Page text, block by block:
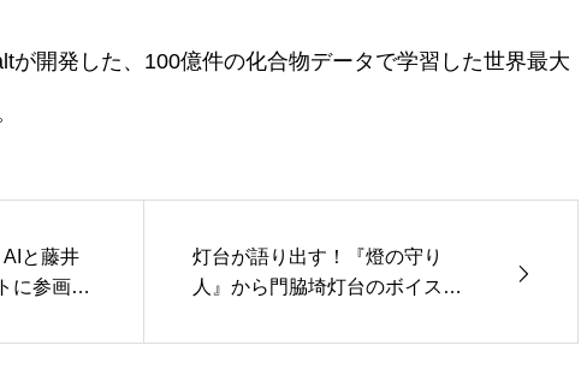
が開発した、100億件の化合物データで学習した世界最大
と藤井
に参画！
灯台が語り出す！『燈の守り
人』から門脇埼灯台のボイス付